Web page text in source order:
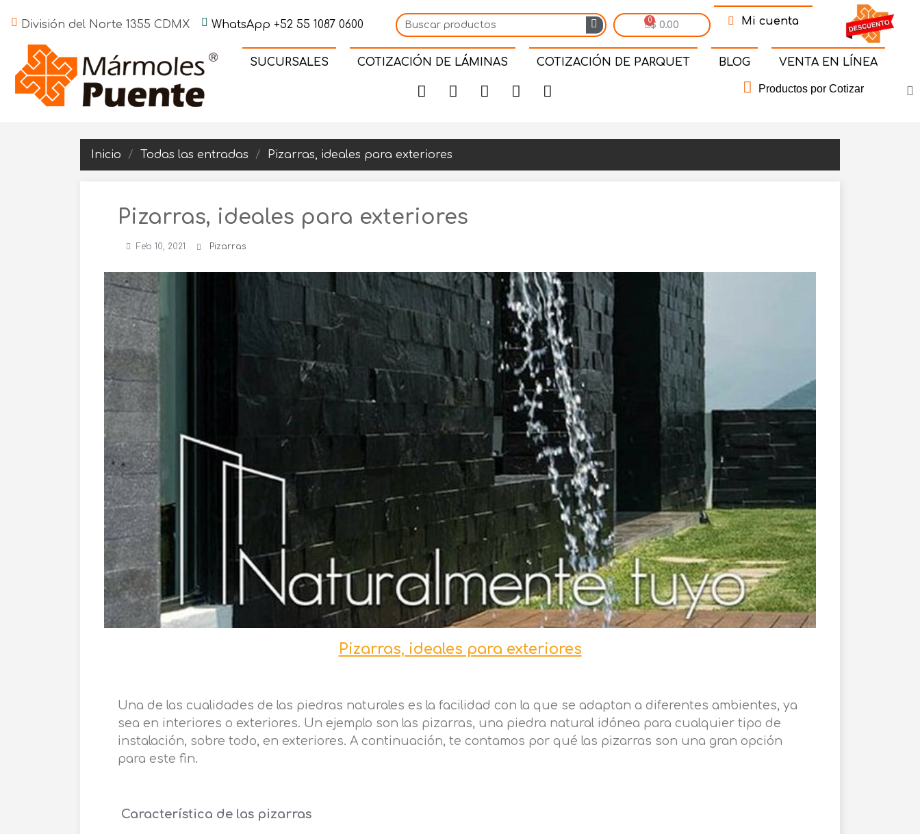
División del Norte 1355 CDMX WhatsApp +52 55 1087 0600 $ 0.00 Mi cuenta
SUCURSALES COTIZACIÓN DE LÁMINAS COTIZACIÓN DE PARQUET BLOG VENTA EN LÍNEA
Productos por Cotizar
Inicio Todas las entradas Pizarras, ideales para exteriores
Pizarras, ideales para exteriores
Feb 10, 2021 Pizarras
Pizarras, ideales para exteriores
Una de las cualidades de las piedras naturales es la facilidad con la que se adaptan a diferentes ambientes, ya
sea en interiores o exteriores. Un ejemplo son las pizarras, una piedra natural idónea para cualquier tipo de
instalación, sobre todo, en exteriores. A continuación, te contamos por qué las pizarras son una gran opción
para este fin.
Característica de las pizarras